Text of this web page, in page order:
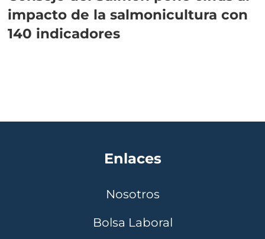
impacto de la salmonicultura con
140 indicadores
Enlaces
Nosotros
Bolsa Laboral